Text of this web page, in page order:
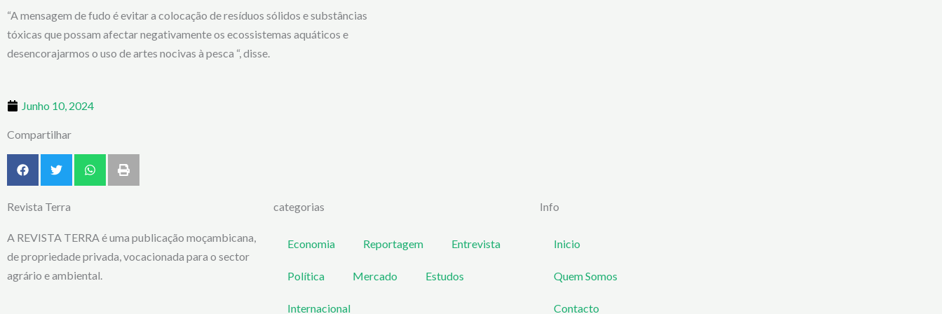
“A mensagem de fudo é evitar a colocação de resíduos sólidos e substâncias
tóxicas que possam afectar negativamente os ecossistemas aquáticos e
desencorajarmos o uso de artes nocivas à pesca “, disse.
Junho 10, 2024
Compartilhar
Revista Terra
A REVISTA TERRA é uma publicação moçambicana,
de propriedade privada, vocacionada para o sector
agrário e ambiental.
categorias
Economia Reportagem Entrevista
Política Mercado Estudos
Internacional
Info
Inicio
Quem Somos
Contacto